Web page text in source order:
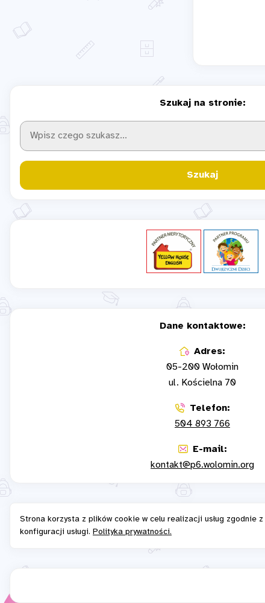
Szukaj na stronie:
Szukaj
Dane kontaktowe:
Adres:
05-200 Wołomin
ul. Kościelna 70
Telefon:
504 893 766
E-mail:
kontakt@p6.wolomin.org
Strona korzysta z plików cookie w celu realizacji usług zgodnie z
konfiguracji usługi. Polityka prywatności.